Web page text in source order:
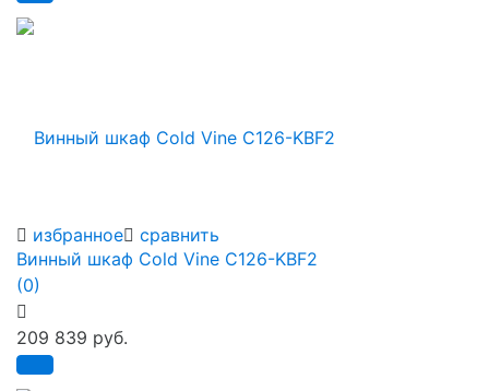
избранное сравнить
Винный шкаф Cold Vine C126-KBF2
(0)
209 839 руб.